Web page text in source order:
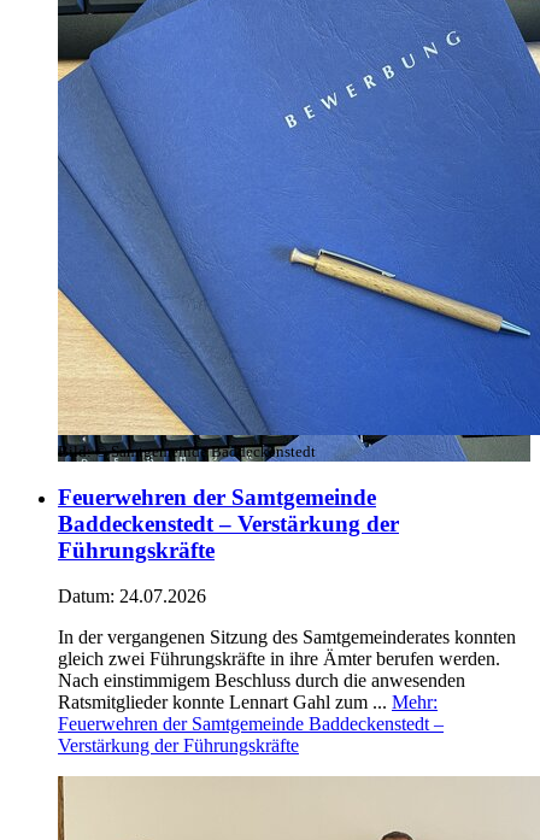
Bild:© Samtgemeinde Baddeckenstedt
Feuerwehren der Samtgemeinde
Baddeckenstedt – Verstärkung der
Führungskräfte
Datum: 24.07.2026
In der vergangenen Sitzung des Samtgemeinderates konnten
gleich zwei Führungskräfte in ihre Ämter berufen werden.
Nach einstimmigem Beschluss durch die anwesenden
Ratsmitglieder konnte Lennart Gahl zum ... Mehr:
Feuerwehren der Samtgemeinde Baddeckenstedt –
Verstärkung der Führungskräfte